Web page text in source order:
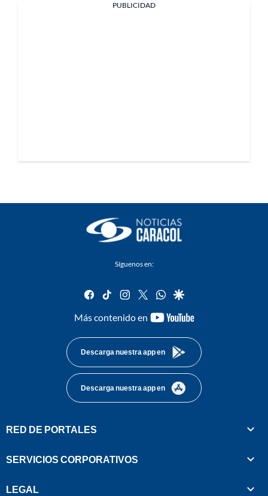
PUBLICIDAD
Síguenos en:
facebook
tiktok instagram
twitterwhatsapp
google
Más contenido en
youtube-
Descarga nuestra app en
Descarga nuestra app en
RED DE PORTALES
SERVICIOS CORPORATIVOS
LEGAL